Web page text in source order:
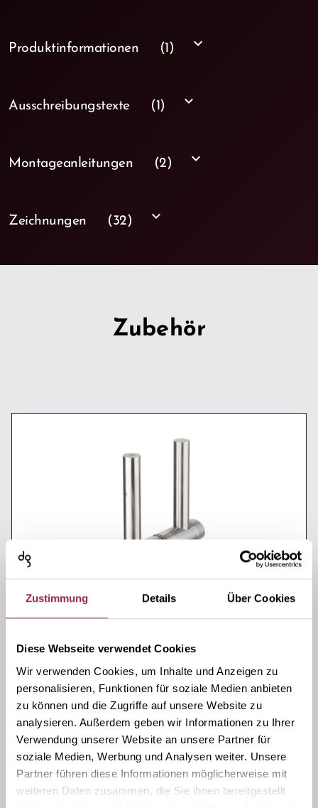
Zustimmung Details Über Cookies
Diese Webseite verwendet Cookies
Wir verwenden Cookies, um Inhalte und Anzeigen zu
personalisieren, Funktionen für soziale Medien anbieten
zu können und die Zugriffe auf unsere Website zu
analysieren. Außerdem geben wir Informationen zu Ihrer
Verwendung unserer Website an unsere Partner für
soziale Medien, Werbung und Analysen weiter. Unsere
Partner führen diese Informationen möglicherweise mit
weiteren Daten zusammen, die Sie ihnen bereitgestellt
Produktinformationen (1) keyboard_arrow_down
Ausschreibungstexte (1) keyboard_arrow_down
Montageanleitungen (2) keyboard_arrow_down
Zeichnungen (32) keyboard_arrow_down
Zubehör
Griffstangen
Einsatz in Gebäuden öffentlichen Lebens oder in
Privathäusern an Schiebe-, Pendel- oder